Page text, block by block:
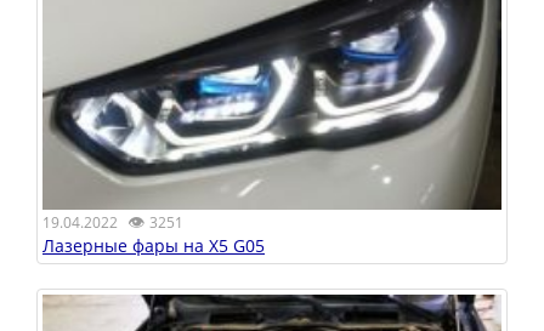
19.04.2022 👁 3251
Лазерные фары на X5 G05